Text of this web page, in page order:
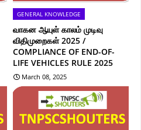
GENERAL KNOWLEDGE
வாகன ஆயுள் காலம் முடிவு
விதிமுறைகள் 2025 /
COMPLIANCE OF END-OF-
LIFE VEHICLES RULE 2025
March 08, 2025